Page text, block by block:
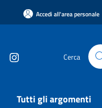
Accedi all'area personale
Cerca
Tutti gli argomenti